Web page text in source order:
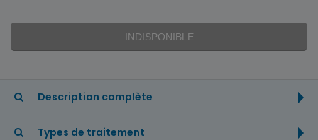
INDISPONIBLE
Description complète
Types de traitement